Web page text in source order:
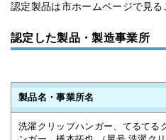
認定製品は市ホームページで見る
認定した製品・製造事業所
製品名・事業所名
洗濯クリップハンガー、てるてる